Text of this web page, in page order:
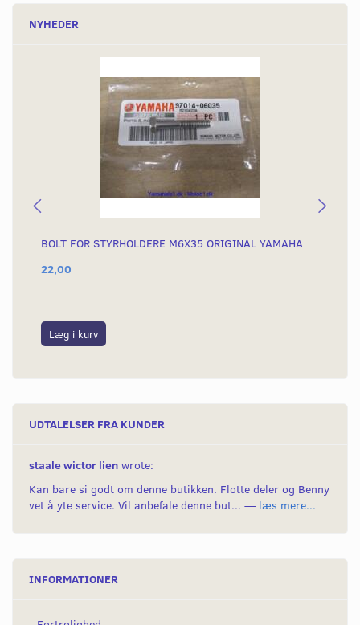
NYHEDER
BOLT FOR STYRHOLDERE M6X35 ORIGINAL YAMAHA
22,00
Læg i kurv
UDTALELSER FRA KUNDER
staale wictor lien wrote:
Kan bare si godt om denne butikken. Flotte deler og Benny
vet å yte service. Vil anbefale denne but... — læs mere...
INFORMATIONER